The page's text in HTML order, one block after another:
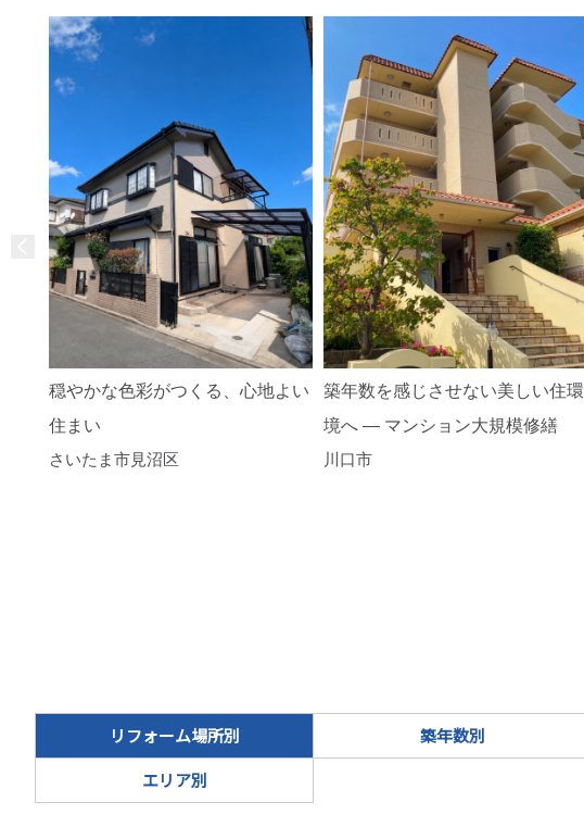
穏やかな色彩がつくる、心地よい
住まい
さいたま市見沼区
築年数を感じさせない美しい住環
境へ ― マンション大規模修繕
川口市
リフォーム場所別 築年数別
エリア別